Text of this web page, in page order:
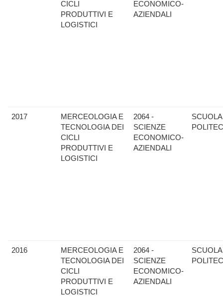
CICLI
PRODUTTIVI E
LOGISTICI
ECONOMICO-
AZIENDALI
2017
MERCEOLOGIA E
TECNOLOGIA DEI
CICLI
PRODUTTIVI E
LOGISTICI
2064 -
SCIENZE
ECONOMICO-
AZIENDALI
SCUOLA
2016
MERCEOLOGIA E
TECNOLOGIA DEI
CICLI
PRODUTTIVI E
LOGISTICI
2064 -
SCIENZE
ECONOMICO-
AZIENDALI
SCUOLA